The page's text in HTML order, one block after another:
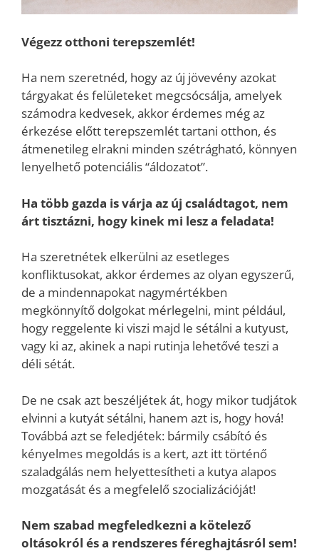
Végezz otthoni terepszemlét!
Ha nem szeretnéd, hogy az új jövevény azokat
tárgyakat és felületeket megcsócsálja, amelyek
számodra kedvesek, akkor érdemes még az
érkezése előtt terepszemlét tartani otthon, és
átmenetileg elrakni minden szétrágható, könnyen
lenyelhető potenciális “áldozatot”.
Ha több gazda is várja az új családtagot, nem
árt tisztázni, hogy kinek mi lesz a feladata!
Ha szeretnétek elkerülni az esetleges
konfliktusokat, akkor érdemes az olyan egyszerű,
de a mindennapokat nagymértékben
megkönnyítő dolgokat mérlegelni, mint például,
hogy reggelente ki viszi majd le sétálni a kutyust,
vagy ki az, akinek a napi rutinja lehetővé teszi a
déli sétát.
De ne csak azt beszéljétek át, hogy mikor tudjátok
elvinni a kutyát sétálni, hanem azt is, hogy hová!
Továbbá azt se feledjétek: bármily csábító és
kényelmes megoldás is a kert, azt itt történő
szaladgálás nem helyettesítheti a kutya alapos
mozgatását és a megfelelő szocializációját!
Nem szabad megfeledkezni a kötelező
oltásokról és a rendszeres féreghajtásról sem!